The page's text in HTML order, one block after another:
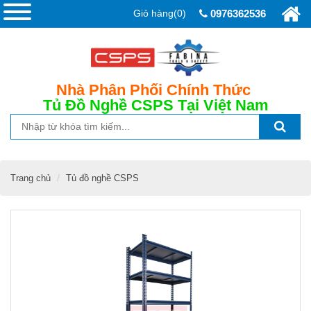
0976362536
Nhà Phân Phối Chính Thức
Tủ Đồ Nghề CSPS Tại Việt Nam
Giỏ hàng(0)
Trang chủ Tủ đồ nghề CSPS